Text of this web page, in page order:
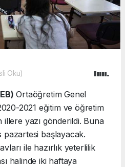
Oku)
Ortaöğretim Genel
2021 eğitim ve öğretim
illere yazı gönderildi. Buna
pazartesi başlayacak.
ile hazırlık yeterlilik
halinde iki haftaya